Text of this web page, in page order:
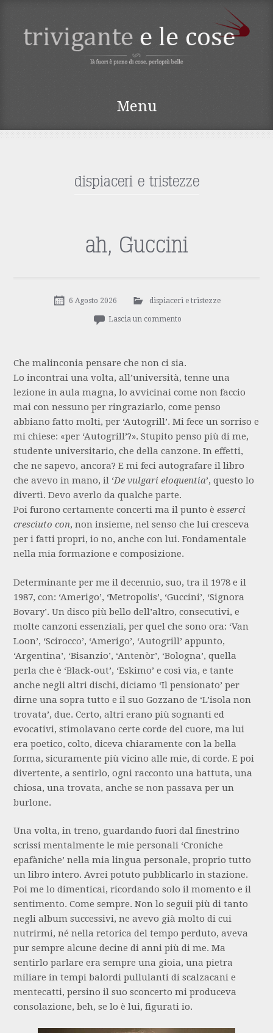
TRIVIGANTE E LE
Menu
dispiaceri e tristezze
ah, Guccini
6 Agosto 2026 dispiaceri e tristezze
Lascia un commento
Che malinconia pensare che non ci sia.
Lo incontrai una volta, all’università, tenne una
lezione in aula magna, lo avvicinai come non faccio
mai con nessuno per ringraziarlo, come penso
abbiano fatto molti, per ‘Autogrill’. Mi fece un sorriso e
mi chiese: «per ‘Autogrill’?». Stupito penso più di me,
studente universitario, che della canzone. In effetti,
che ne sapevo, ancora? E mi feci autografare il libro
che avevo in mano, il ‘De vulgari eloquentia’, questo lo
divertì. Devo averlo da qualche parte.
Poi furono certamente concerti ma il punto èesserci
cresciuto con, non insieme, nel senso che lui cresceva
per i fatti propri, io no, anche con lui. Fondamentale
nella mia formazione e composizione.
Determinante per me il decennio, suo, tra il 1978 e il
1987, con: ‘Amerigo’, ‘Metropolis’, ‘Guccini’, ‘Signora
Bovary’. Un disco più bello dell’altro, consecutivi, e
molte canzoni essenziali, per quel che sono ora: ‘Van
Loon’, ‘Scirocco’, ‘Amerigo’, ‘Autogrill’ appunto,
‘Argentina’, ‘Bisanzio’, ‘Antenòr’, ‘Bologna’, quella
perla che è ‘Black-out’, ‘Eskimo’ e così via, e tante
anche negli altri dischi, diciamo ‘Il pensionato’ per
dirne una sopra tutto e il suo Gozzano de ‘L’isola non
trovata’, due. Certo, altri erano più sognanti ed
evocativi, stimolavano certe corde del cuore, ma lui
era poetico, colto, diceva chiaramente con la bella
forma, sicuramente più vicino alle mie, di corde. E poi
divertente, a sentirlo, ogni racconto una battuta, una
chiosa, una trovata, anche se non passava per un
burlone.
Una volta, in treno, guardando fuori dal finestrino
scrissi mentalmente le mie personali ‘Croniche
epafàniche’ nella mia lingua personale, proprio tutto
un libro intero. Avrei potuto pubblicarlo in stazione.
Poi me lo dimenticai, ricordando solo il momento e il
sentimento. Come sempre. Non lo seguii più di tanto
negli album successivi, ne avevo già molto di cui
nutrirmi, né nella retorica del tempo perduto, aveva
pur sempre alcune decine di anni più di me. Ma
sentirlo parlare era sempre una gioia, una pietra
miliare in tempi balordi pullulanti di scalzacani e
mentecatti, persino il suo sconcerto mi produceva
consolazione, beh, se lo è lui, figurati io.